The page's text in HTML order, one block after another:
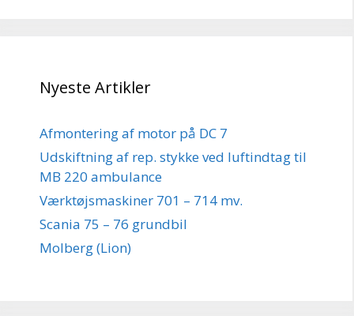
Nyeste Artikler
Afmontering af motor på DC 7
Udskiftning af rep. stykke ved luftindtag til
MB 220 ambulance
Værktøjsmaskiner 701 – 714 mv.
Scania 75 – 76 grundbil
Molberg (Lion)